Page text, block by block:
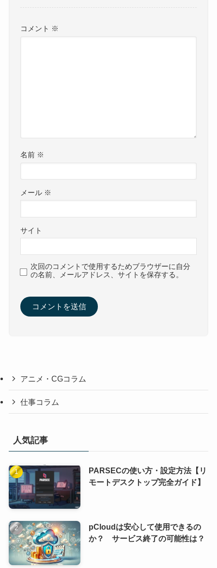
コメント ※
名前 ※
メール ※
サイト
次回のコメントで使用するためブラウザーに自分
の名前、メールアドレス、サイトを保存する。
アニメ・CGコラム
仕事コラム
人気記事
PARSECの使い方・設定方法【リ
モートデスクトップ完全ガイド】
pCloudは安心して使用できるの
か？ サービス終了の可能性は？